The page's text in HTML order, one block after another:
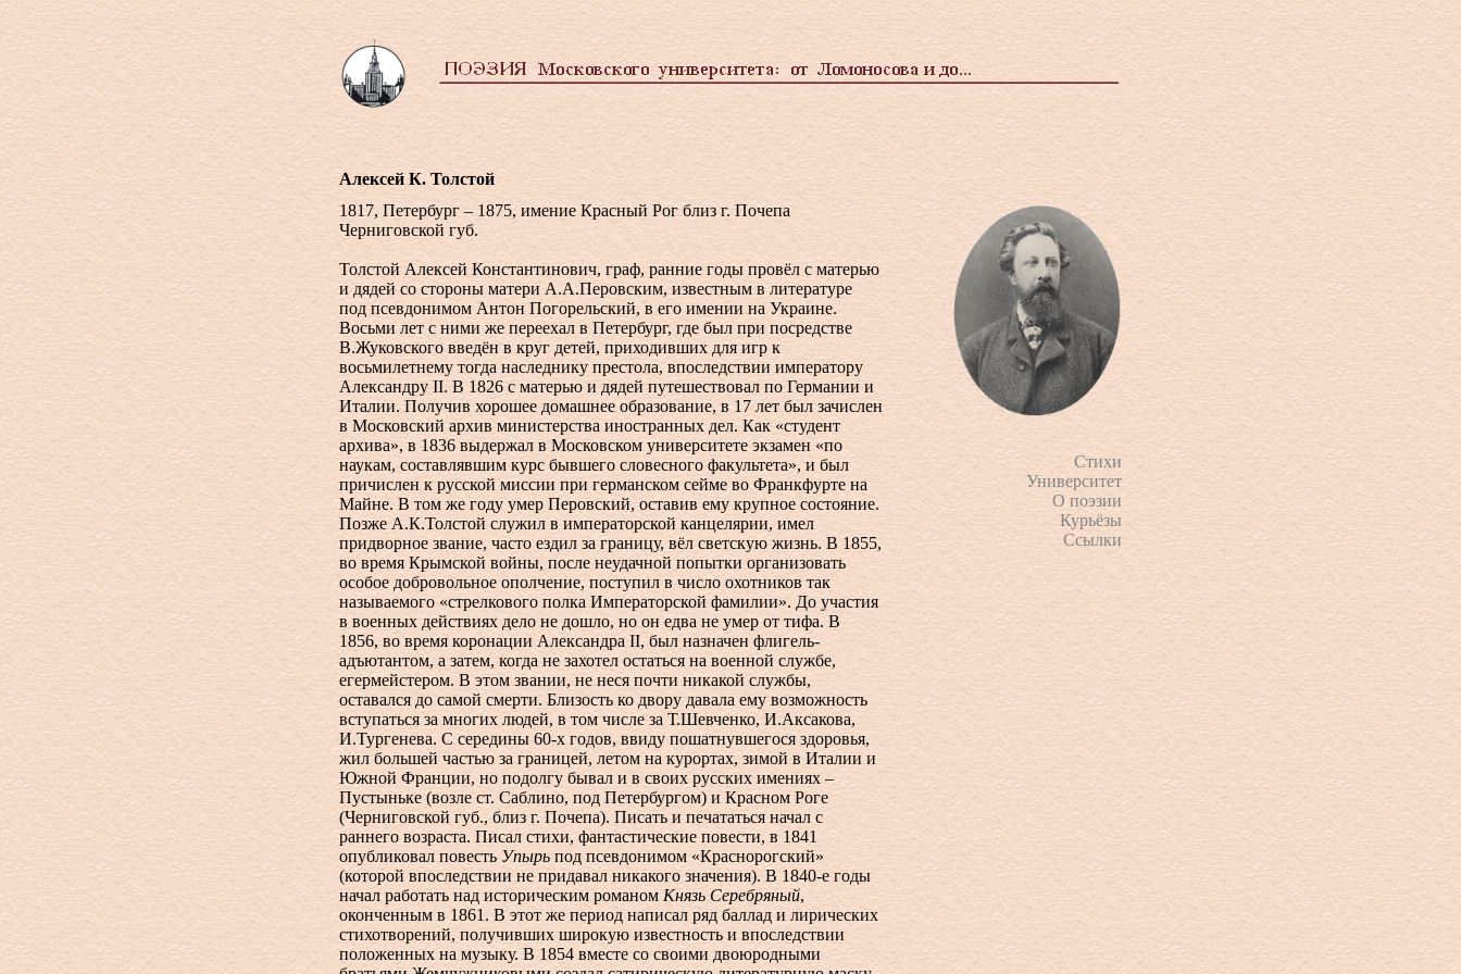
Алексей К. Толстой
1817, Петербург – 1875, имение Красный Рог близ г. Почепа
Черниговской губ.
Толстой Алексей Константинович, граф, ранние годы провёл с матерью
и дядей со стороны матери А.А.Перовским, известным в литературе
под псевдонимом Антон Погорельский, в его имении на Украине.
Восьми лет с ними же переехал в Петербург, где был при посредстве
В.Жуковского введён в круг детей, приходивших для игр к
восьмилетнему тогда наследнику престола, впоследствии императору
Александру II. В 1826 с матерью и дядей путешествовал по Германии и
Италии. Получив хорошее домашнее образование, в 17 лет был зачислен
в Московский архив министерства иностранных дел. Как «студент
архива», в 1836 выдержал в Московском университете экзамен «по
наукам, составлявшим курс бывшего словесного факультета», и был
причислен к русской миссии при германском сейме во Франкфурте на
Майне. В том же году умер Перовский, оставив ему крупное состояние.
Позже А.К.Толстой служил в императорской канцелярии, имел
придворное звание, часто ездил за границу, вёл светскую жизнь. В 1855,
во время Крымской войны, после неудачной попытки организовать
особое добровольное ополчение, поступил в число охотников так
называемого «стрелкового полка Императорской фамилии». До участия
в военных действиях дело не дошло, но он едва не умер от тифа. В
1856, во время коронации Александра II, был назначен флигель-
адъютантом, а затем, когда не захотел остаться на военной службе,
егермейстером. В этом звании, не неся почти никакой службы,
оставался до самой смерти. Близость ко двору давала ему возможность
вступаться за многих людей, в том числе за Т.Шевченко, И.Аксакова,
И.Тургенева. С середины 60-х годов, ввиду пошатнувшегося здоровья,
жил большей частью за границей, летом на курортах, зимой в Италии и
Южной Франции, но подолгу бывал и в своих русских имениях –
Пустыньке (возле ст. Саблино, под Петербургом) и Красном Роге
(Черниговской губ., близ г. Почепа). Писать и печататься начал с
раннего возраста. Писал стихи, фантастические повести, в 1841
опубликовал повесть Упырь под псевдонимом «Краснорогский»
(которой впоследствии не придавал никакого значения). В 1840-е годы
начал работать над историческим романом Князь Серебряный,
оконченным в 1861. В этот же период написал ряд баллад и лирических
стихотворений, получивших широкую известность и впоследствии
положенных на музыку. В 1854 вместе со своими двоюродными
Стихи
Университет
О поэзии
Курьёзы
Ссылки